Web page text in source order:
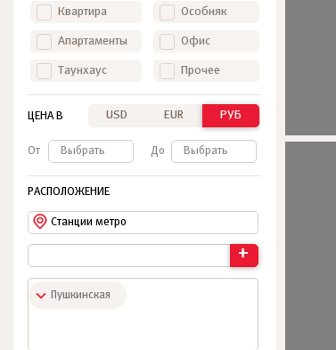
Квартира
Апартаменты
Таунхаус
Особняк
Офис
Прочее
USD EUR РУБ
ЦЕНА В
От Выбрать До Выбрать
РАСПОЛОЖЕНИЕ
Станции метро
+
Пушкинская